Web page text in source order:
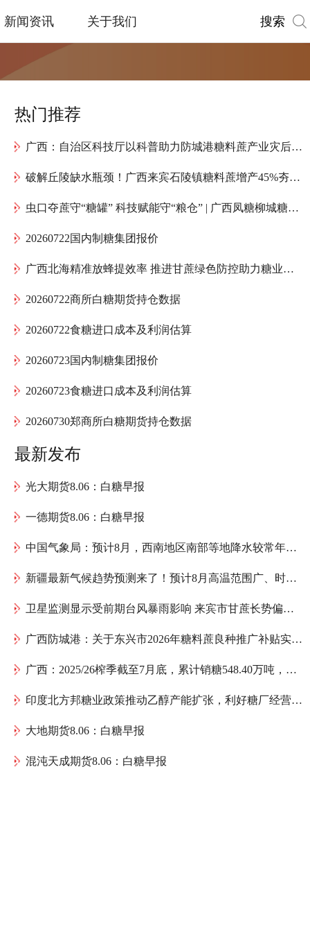
新闻资讯 关于我们 搜索
热门推荐
广西：自治区科技厅以科普助力防城港糖料蔗产业灾后复产
破解丘陵缺水瓶颈！广西来宾石陵镇糖料蔗增产45%夯实产业根基
虫口夺蔗守“糖罐” 科技赋能守“粮仓” | 广西凤糖柳城糖厂全力护航“甜蜜产业”高质量发展
20260722国内制糖集团报价
广西北海精准放蜂提效率 推进甘蔗绿色防控助力糖业提质增效
20260722商所白糖期货持仓数据
20260722食糖进口成本及利润估算
20260723国内制糖集团报价
20260723食糖进口成本及利润估算
20260730郑商所白糖期货持仓数据
最新发布
光大期货8.06：白糖早报
一德期货8.06：白糖早报
中国气象局：预计8月，西南地区南部等地降水较常年同期偏多，存在阶段性暴雨洪涝等风险
新疆最新气候趋势预测来了！预计8月高温范围广、时间长
卫星监测显示受前期台风暴雨影响 来宾市甘蔗长势偏弱 需加强管理
广西防城港：关于东兴市2026年糖料蔗良种推广补贴实际发放公示
广西：2025/26榨季截至7月底，累计销糖548.40万吨，工业库存221.34万吨
印度北方邦糖业政策推动乙醇产能扩张，利好糖厂经营与蔗农增收
大地期货8.06：白糖早报
混沌天成期货8.06：白糖早报